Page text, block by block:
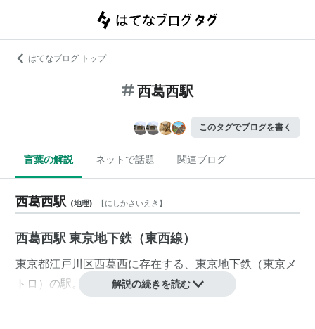
はてなブログ トップ
西葛西駅
このタグでブログを書く
言葉の解説 ネットで話題 関連ブログ
西葛西駅 (地理) 【にしかさいえき 】
西葛西駅 東京地下鉄（東西線）
東京都江戸川区西葛西に存在する、東京地下鉄 （東京メ
トロ ）の駅。
解説の続きを読む